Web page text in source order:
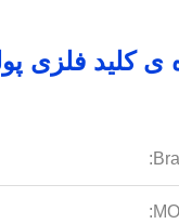
ی کلید فلزی